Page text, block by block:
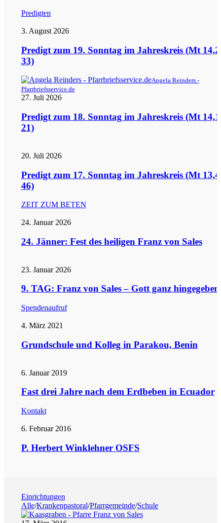
Predigten
3. August 2026
Predigt zum 19. Sonntag im Jahreskreis (Mt
33)
Angela Reinders -
Pfarrbriefsservice.de
27. Juli 2026
Predigt zum 18. Sonntag im Jahreskreis (Mt
21)
20. Juli 2026
Predigt zum 17. Sonntag im Jahreskreis (Mt
46)
ZEIT ZUM BETEN
24. Januar 2026
24. Jänner: Fest des heiligen Franz von Sales
23. Januar 2026
9. TAG: Franz von Sales – Gott ganz hingegeben
Spendenaufruf
4. März 2021
Grundschule und Kolleg in Parakou, Benin
6. Januar 2019
Fast drei Jahre nach dem Erdbeben in Ecuador
Kontakt
6. Februar 2016
P. Herbert Winklehner OSFS
Einrichtungen
Alle/Krankenpastoral/Pfarrgemeinde/Schule